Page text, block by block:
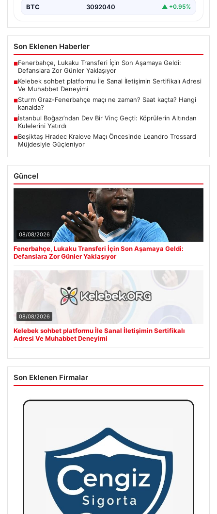
BTC 3092040 ▲ +0.95%
Son Eklenen Haberler
■Fenerbahçe, Lukaku Transferi İçin Son Aşamaya Geldi:
Defanslara Zor Günler Yaklaşıyor
■Kelebek sohbet platformu İle Sanal İletişimin Sertifikalı Adresi
Ve Muhabbet Deneyimi
■Sturm Graz-Fenerbahçe maçı ne zaman? Saat kaçta? Hangi
kanalda?
■İstanbul Boğazı’ndan Dev Bir Vinç Geçti: Köprülerin Altından
Kulelerini Yatırdı
■Beşiktaş Hradec Kralove Maçı Öncesinde Leandro Trossard
Müjdesiyle Güçleniyor
Güncel
08/08/2026
Fenerbahçe, Lukaku Transferi İçin Son Aşamaya Geldi:
Defanslara Zor Günler Yaklaşıyor
08/08/2026
Kelebek sohbet platformu İle Sanal İletişimin Sertifikalı
Adresi Ve Muhabbet Deneyimi
Son Eklenen Firmalar